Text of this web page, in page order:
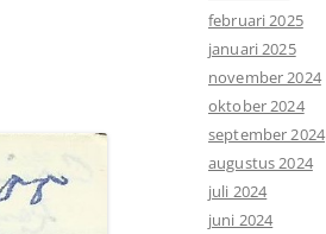
februari 2025
januari 2025
november 2024
oktober 2024
september 2024
augustus 2024
juli 2024
juni 2024